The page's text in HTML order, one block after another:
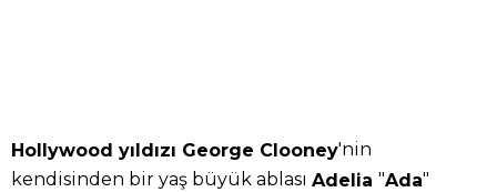
Hollywood yıldızı George Clooney'nin
kendisinden bir yaş büyük ablası Adelia "Ada"